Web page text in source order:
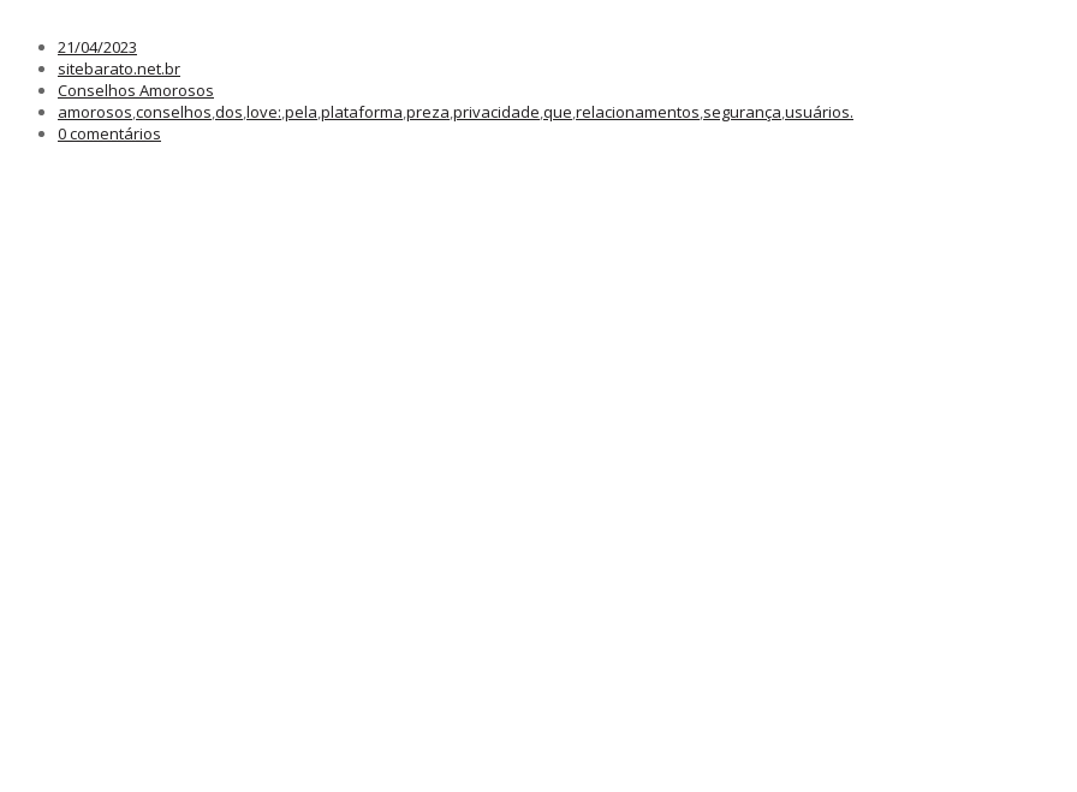
21/04/2023
sitebarato.net.br
Conselhos Amorosos
amorosos,conselhos,dos,love:,pela,plataforma,preza,privacidade,que,relacionamentos,segurança,usuários.
0 comentários